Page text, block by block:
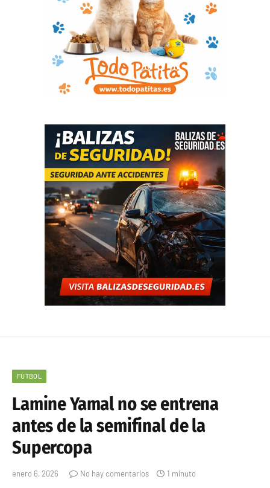
FÚTBOL
Lamine Yamal no se entrena
antes de la semifinal de la
Supercopa
enero 6, 2026 No hay comentarios 1 minuto